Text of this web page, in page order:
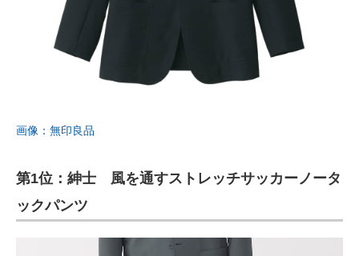
画像：無印良品
第1位：紳士 風を通すストレッチサッカーノータ
ックパンツ